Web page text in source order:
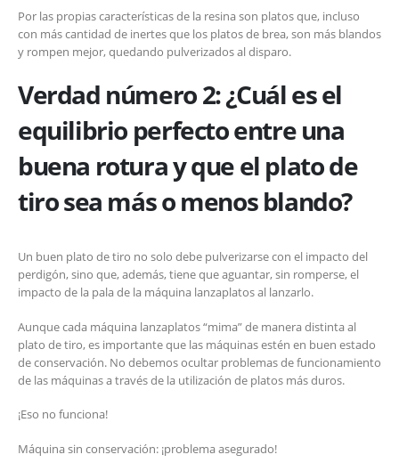
Por las propias características de la resina son platos que, incluso
con más cantidad de inertes que los platos de brea, son más blandos
y rompen mejor, quedando pulverizados al disparo.
Verdad número 2: ¿Cuál es el
equilibrio perfecto entre una
buena rotura y que el plato de
tiro sea más o menos blando?
Un buen plato de tiro no solo debe pulverizarse con el impacto del
perdigón, sino que, además, tiene que aguantar, sin romperse, el
impacto de la pala de la máquina lanzaplatos al lanzarlo.
Aunque cada máquina lanzaplatos “mima” de manera distinta al
plato de tiro, es importante que las máquinas estén en buen estado
de conservación. No debemos ocultar problemas de funcionamiento
de las máquinas a través de la utilización de platos más duros.
¡Eso no funciona!
Máquina sin conservación: ¡problema asegurado!